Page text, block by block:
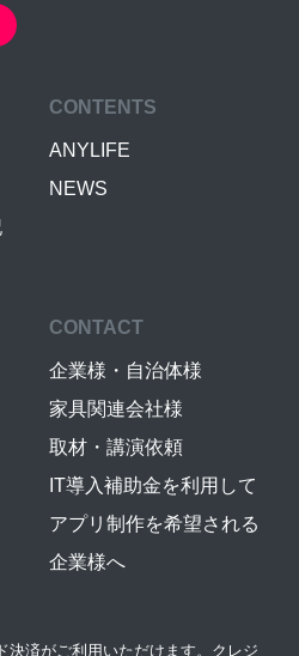
CONTENTS
ANYLIFE
NEWS
CONTACT
企業様・自治体様
家具関連会社様
取材・講演依頼
IT導入補助金を利用して
アプリ制作を希望される
企業様へ
決済がご利用いただけます。クレジ